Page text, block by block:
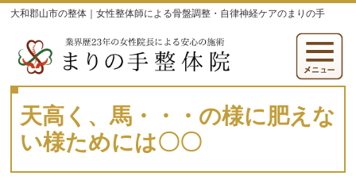
大和郡山市の整体｜女性整体師による骨盤調整・自律神経ケアのまりの手
天高く、馬・・・の様に肥えな
い様ためには〇〇